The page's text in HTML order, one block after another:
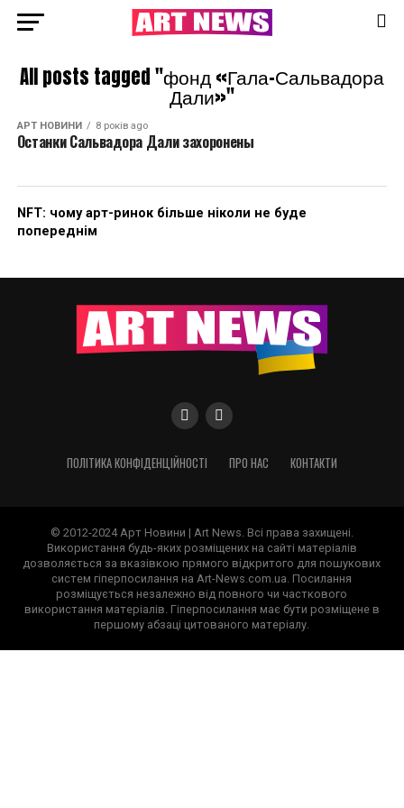
All posts tagged "фонд «Гала-Сальвадора
Дали»"
АРТ НОВИНИ 8 років ago
Останки Сальвадора Дали захоронены
NFT: чому арт-ринок більше ніколи не буде
попереднім
ПОЛІТИКА КОНФІДЕНЦІЙНОСТІ ПРО НАС КОНТАКТИ
© 2012-2024 Арт Новини | Art News. Всі права захищені.
Використання будь-яких розміщених на сайті матеріалів
дозволяється за вказівкою прямого відкритого для пошукових
систем гіперпосилання на Art-News.com.ua. Посилання
розміщується незалежно від повного чи часткового
використання матеріалів. Гіперпосилання має бути розміщене в
першому абзаці цитованого матеріалу.